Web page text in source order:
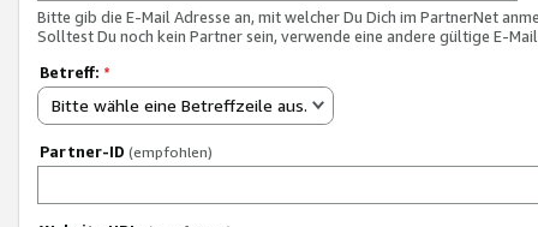
Bitte gib die E-Mail Adresse an, mit welcher Du Dich im PartnerNet
Solltest Du noch kein Partner sein, verwende eine andere gültige E-
Betreff: *
Bitte wähle eine Betreffzeile aus.
Partner-ID (empfohlen)